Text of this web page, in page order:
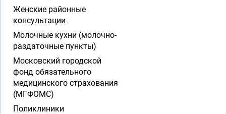
Женские районные
консультации
Молочные кухни (молочно-
раздаточные пункты)
Московский городской
фонд обязательного
медицинского страхования
(МГФОМС)
Поликлиники